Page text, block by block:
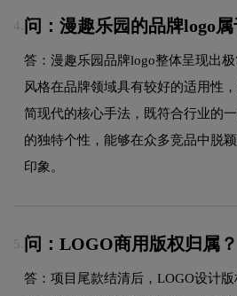
4. 问：漫趣乐园的品牌logo
答：漫趣乐园品牌logo整体呈现出
风格在品牌领域具有较好的适用性
简现代的核心手法，既符合行业的
的独特个性，能够在众多竞品中脱
印象。
5. 问：LOGO商用版权归属？
答：项目尾款结清后，LOGO设计